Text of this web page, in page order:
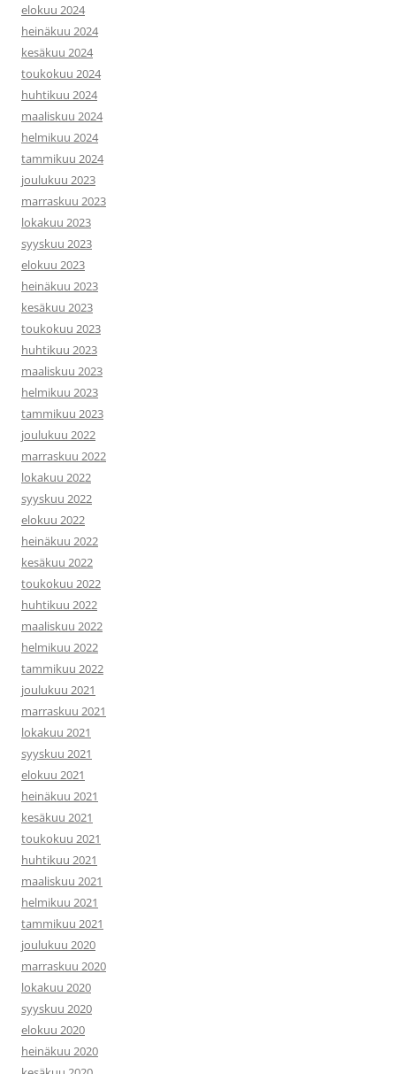
elokuu 2024
heinäkuu 2024
kesäkuu 2024
toukokuu 2024
huhtikuu 2024
maaliskuu 2024
helmikuu 2024
tammikuu 2024
joulukuu 2023
marraskuu 2023
lokakuu 2023
syyskuu 2023
elokuu 2023
heinäkuu 2023
kesäkuu 2023
toukokuu 2023
huhtikuu 2023
maaliskuu 2023
helmikuu 2023
tammikuu 2023
joulukuu 2022
marraskuu 2022
lokakuu 2022
syyskuu 2022
elokuu 2022
heinäkuu 2022
kesäkuu 2022
toukokuu 2022
huhtikuu 2022
maaliskuu 2022
helmikuu 2022
tammikuu 2022
joulukuu 2021
marraskuu 2021
lokakuu 2021
syyskuu 2021
elokuu 2021
heinäkuu 2021
kesäkuu 2021
toukokuu 2021
huhtikuu 2021
maaliskuu 2021
helmikuu 2021
tammikuu 2021
joulukuu 2020
marraskuu 2020
lokakuu 2020
syyskuu 2020
elokuu 2020
heinäkuu 2020